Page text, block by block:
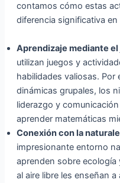
contamos cómo estas
diferencia significativa
Aprendizaje mediante el
utilizan juegos y
habilidades valiosas. Por
dinámicas grupales, los
liderazgo y
aprender matemáticas
Conexión con la
impresionante entorno
aprenden sobre
al aire libre les enseñan